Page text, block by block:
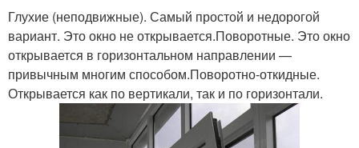
Глухие (неподвижные). Самый простой и недорогой
вариант. Это окно не открывается.Поворотные. Это окно
открывается в горизонтальном направлении —
привычным многим способом.Поворотно-откидные.
Открывается как по вертикали, так и по горизонтали.